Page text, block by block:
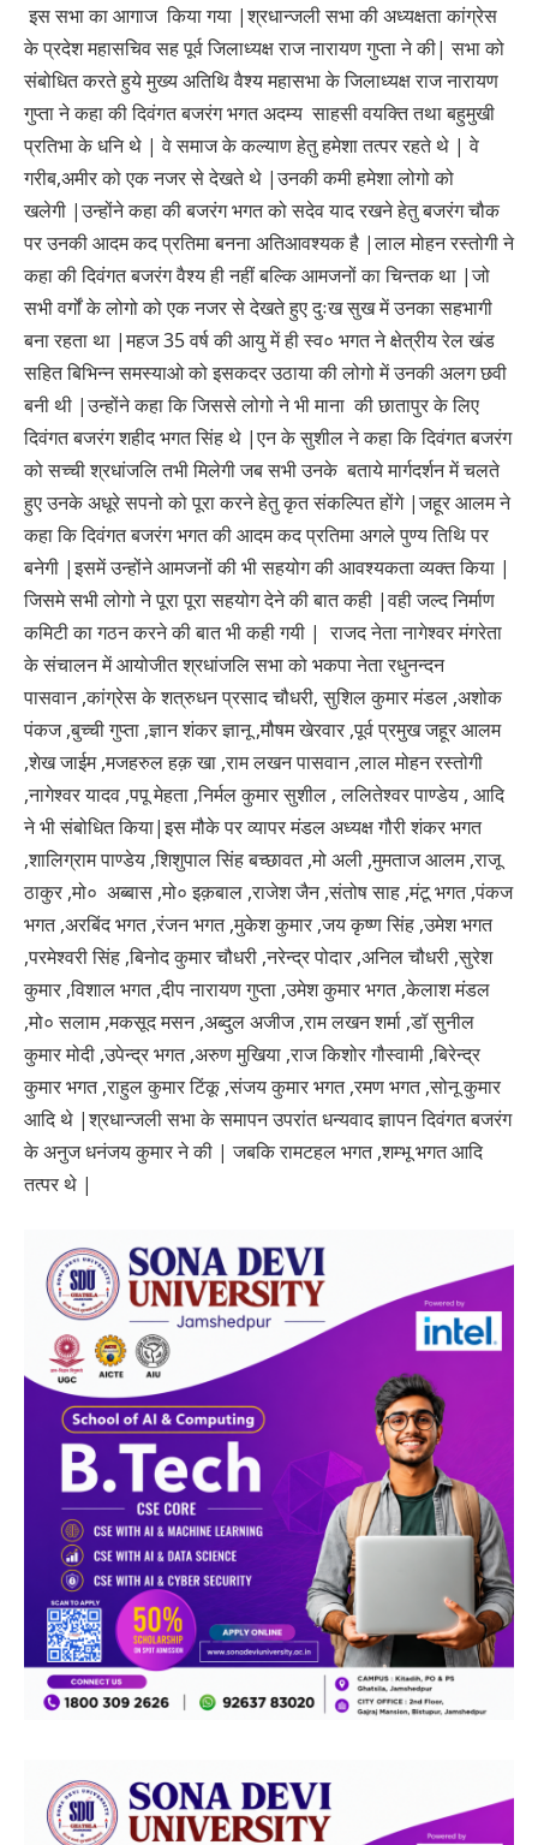
इस सभा का आगाज किया गया |श्रधान्जली सभा की अध्यक्षता कांग्रेस
के प्रदेश महासचिव सह पूर्व जिलाध्यक्ष राज नारायण गुप्ता ने की|सभा को
संबोधित करते हुये मुख्य अतिथि वैश्य महासभा के जिलाध्यक्ष राज नारायण
गुप्ता ने कहा की दिवंगत बजरंग भगत अदम्य साहसी वयक्ति तथा बहुमुखी
प्रतिभा के धनि थे |वे समाज के कल्याण हेतु हमेशा तत्पर रहते थे |वे
गरीब,अमीर को एक नजर से देखते थे |उनकी कमी हमेशा लोगो को
खलेगी |उन्होंने कहा की बजरंग भगत को सदेव याद रखने हेतु बजरंग चौक
पर उनकी आदम कद प्रतिमा बनना अतिआवश्यक है |लाल मोहन रस्तोगी ने
कहा की दिवंगत बजरंग वैश्य ही नहीं बल्कि आमजनों का चिन्तक था |जो
सभी वर्गों के लोगो को एक नजर से देखते हुए दुःख सुख में उनका सहभागी
बना रहता था |महज 35 वर्ष की आयु में ही स्व० भगत ने क्षेत्रीय रेल खंड
सहित बिभिन्न समस्याओ को इसकदर उठाया की लोगो में उनकी अलग छवी
बनी थी |उन्होंने कहा कि जिससे लोगो ने भी माना की छातापुर के लिए
दिवंगत बजरंग शहीद भगत सिंह थे |एन के सुशील ने कहा कि दिवंगत बजरंग
को सच्ची श्रधांजलि तभी मिलेगी जब सभी उनके बताये मार्गदर्शन में चलते
हुए उनके अधूरे सपनो को पूरा करने हेतु कृत संकल्पित होंगे |जहूर आलम ने
कहा कि दिवंगत बजरंग भगत की आदम कद प्रतिमा अगले पुण्य तिथि पर
बनेगी |इसमें उन्होंने आमजनों की भी सहयोग की आवश्यकता व्यक्त किया |
जिसमे सभी लोगो ने पूरा पूरा सहयोग देने की बात कही |वही जल्द निर्माण
कमिटी का गठन करने की बात भी कही गयी | राजद नेता नागेश्वर मंगरेता
के संचालन में आयोजीत श्रधांजलिसभा को भकपा नेता रधुनन्दन
पासवान,कांग्रेस के शत्रुधन प्रसाद चौधरी,सुशिल कुमार मंडल ,अशोक
पंकज ,बुच्ची गुप्ता ,ज्ञान शंकर ज्ञानू ,मौषम खेरवार ,पूर्व प्रमुख जहूर आलम
,शेख जाईम ,मजहरुल हक़ खा ,राम लखन पासवान ,लाल मोहन रस्तोगी
,नागेश्वर यादव ,पपू मेहता ,निर्मल कुमार सुशील , ललितेश्वर पाण्डेय , आदि
ने भी संबोधित किया|इस मौके पर व्यापर मंडल अध्यक्ष गौरी शंकर भगत
,शालिग्राम पाण्डेय ,शिशुपाल सिंह बच्छावत ,मो अली ,मुमताज आलम ,राजू
ठाकुर ,मो० अब्बास ,मो० इक़बाल ,राजेश जैन ,संतोष साह ,मंटू भगत ,पंकज
भगत ,अरबिंद भगत ,रंजन भगत ,मुकेश कुमार ,जय कृष्ण सिंह ,उमेश भगत
,परमेश्वरी सिंह ,बिनोद कुमार चौधरी ,नरेन्द्र पोदार ,अनिल चौधरी ,सुरेश
कुमार ,विशाल भगत ,दीप नारायण गुप्ता ,उमेश कुमार भगत ,केलाश मंडल
,मो० सलाम ,मकसूद मसन ,अब्दुल अजीज ,राम लखन शर्मा ,डॉ सुनील
कुमार मोदी ,उपेन्द्र भगत ,अरुण मुखिया ,राज किशोर गौस्वामी ,बिरेन्द्र
कुमार भगत ,राहुल कुमार टिंकू ,संजय कुमार भगत ,रमण भगत ,सोनू कुमार
आदि थे |श्रधान्जली सभाके समापन उपरांत धन्यवाद ज्ञापन दिवंगत बजरंग
के अनुज धनंजय कुमार ने की | जबकि रामटहल भगत ,शम्भू भगत आदि
तत्पर थे |